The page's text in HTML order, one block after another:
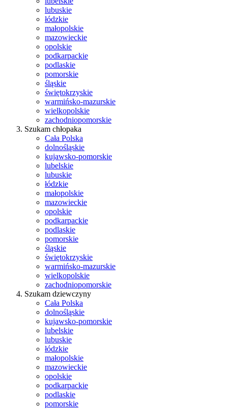
lubuskie
łódzkie
małopolskie
mazowieckie
opolskie
podkarpackie
podlaskie
pomorskie
śląskie
świętokrzyskie
warmińsko-mazurskie
wielkopolskie
zachodniopomorskie
Szukam chłopaka
Cała Polska
dolnośląskie
kujawsko-pomorskie
lubelskie
lubuskie
łódzkie
małopolskie
mazowieckie
opolskie
podkarpackie
podlaskie
pomorskie
śląskie
świętokrzyskie
warmińsko-mazurskie
wielkopolskie
zachodniopomorskie
Szukam dziewczyny
Cała Polska
dolnośląskie
kujawsko-pomorskie
lubelskie
lubuskie
łódzkie
małopolskie
mazowieckie
opolskie
podkarpackie
podlaskie
pomorskie